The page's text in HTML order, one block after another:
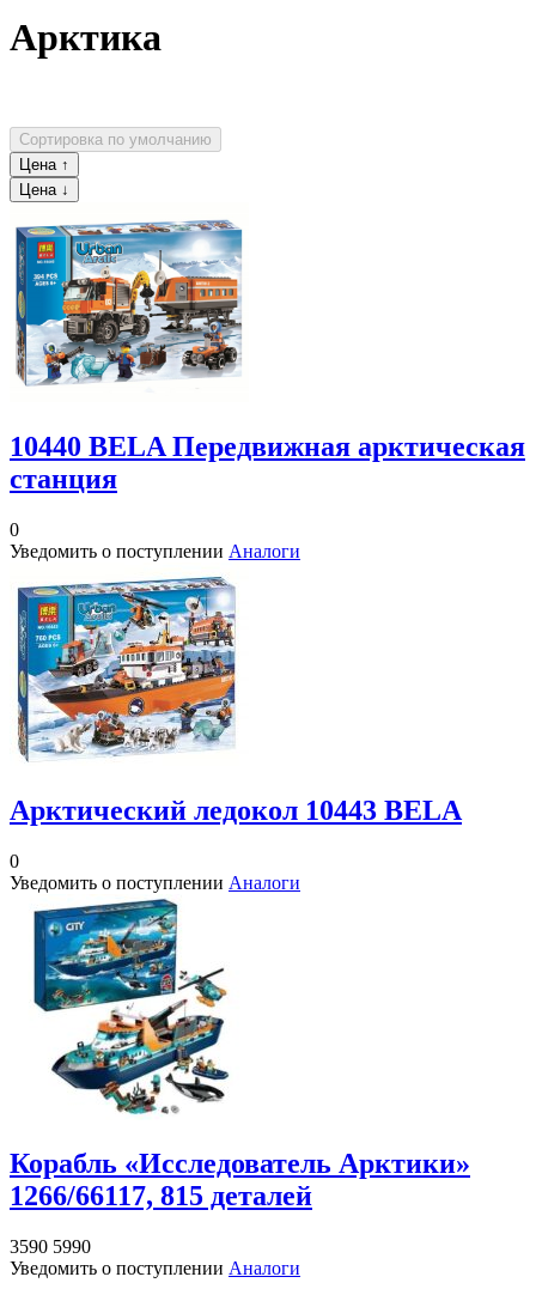
Арктика
10440 BELA Передвижная арктическая
станция
0
Уведомить о поступлении Аналоги
Арктический ледокол 10443 BELA
0
Уведомить о поступлении Аналоги
Корабль «Исследователь Арктики»
1266/66117, 815 деталей
3590 5990
Уведомить о поступлении Аналоги